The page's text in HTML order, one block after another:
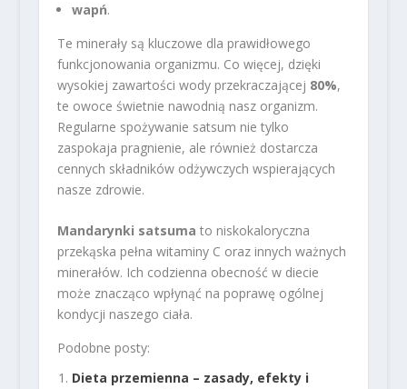
wapń.
Te minerały są kluczowe dla prawidłowego
funkcjonowania organizmu. Co więcej, dzięki
wysokiej zawartości wody przekraczającej 80%,
te owoce świetnie nawodnią nasz organizm.
Regularne spożywanie satsum nie tylko
zaspokaja pragnienie, ale również dostarcza
cennych składników odżywczych wspierających
nasze zdrowie.
Mandarynki satsuma to niskokaloryczna
przekąska pełna witaminy C oraz innych ważnych
minerałów. Ich codzienna obecność w diecie
może znacząco wpłynąć na poprawę ogólnej
kondycji naszego ciała.
Podobne posty:
Dieta przemienna – zasady, efekty i